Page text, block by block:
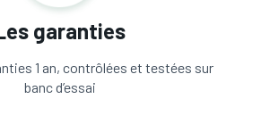
garanties
1 an, contrôlées et testées sur
banc d’essai